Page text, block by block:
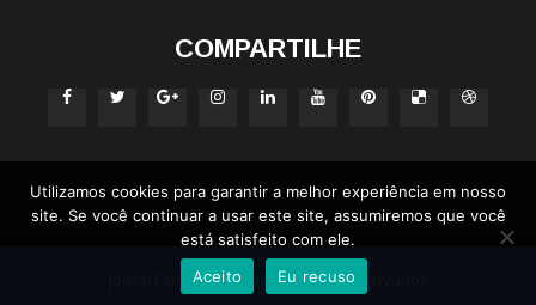
COMPARTILHE
Jornal Fatos e Notícias - Direitos Reservados
Utilizamos cookies para garantir a melhor experiência em nosso
site. Se você continuar a usar este site, assumiremos que você
está satisfeito com ele.
Aceito
Eu recuso